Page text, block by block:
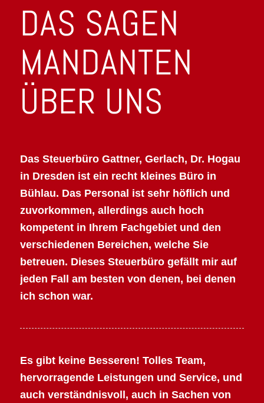
DAS SAGEN
MANDANTEN
ÜBER UNS
Das Steuerbüro Gattner, Gerlach, Dr. Hogau
in Dresden ist ein recht kleines Büro in
Bühlau. Das Personal ist sehr höflich und
zuvorkommen, allerdings auch hoch
kompetent in Ihrem Fachgebiet und den
verschiedenen Bereichen, welche Sie
betreuen. Dieses Steuerbüro gefällt mir auf
jeden Fall am besten von denen, bei denen
ich schon war.
Es gibt keine Besseren! Tolles Team,
hervorragende Leistungen und Service, und
auch verständnisvoll, auch in Sachen von